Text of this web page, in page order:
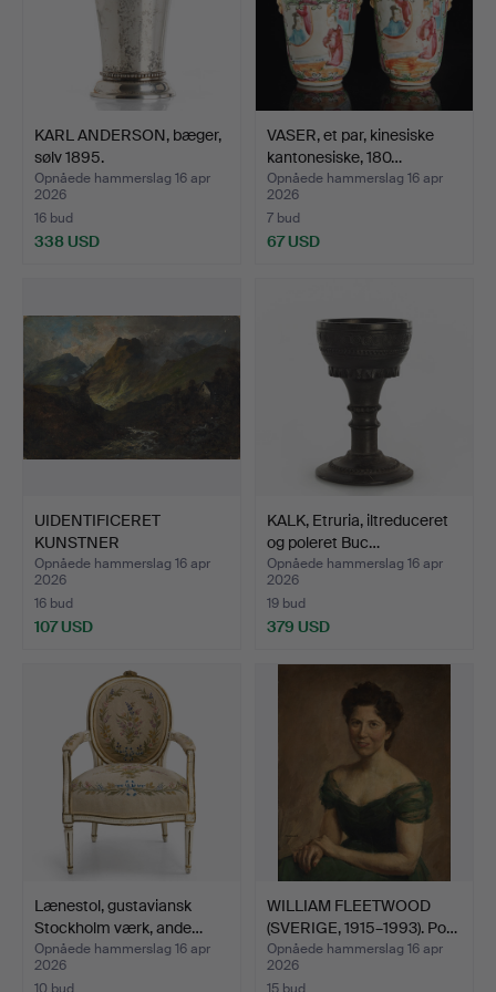
KARL ANDERSON, bæger,
sølv 1895.
Opnåede hammerslag 16 apr
2026
16 bud
338 USD
VASER, et par, kinesiske
kantonesiske, 180…
Opnåede hammerslag 16 apr
2026
7 bud
67 USD
UIDENTIFICERET
KUNSTNER
Landskabsmotiv, en…
Opnåede hammerslag 16 apr
2026
16 bud
107 USD
KALK, Etruria, iltreduceret
og poleret Buc…
Opnåede hammerslag 16 apr
2026
19 bud
379 USD
Lænestol, gustaviansk
Stockholm værk, ande…
Opnåede hammerslag 16 apr
2026
10 bud
WILLIAM FLEETWOOD
(SVERIGE, 1915–1993). Po…
Opnåede hammerslag 16 apr
2026
15 bud